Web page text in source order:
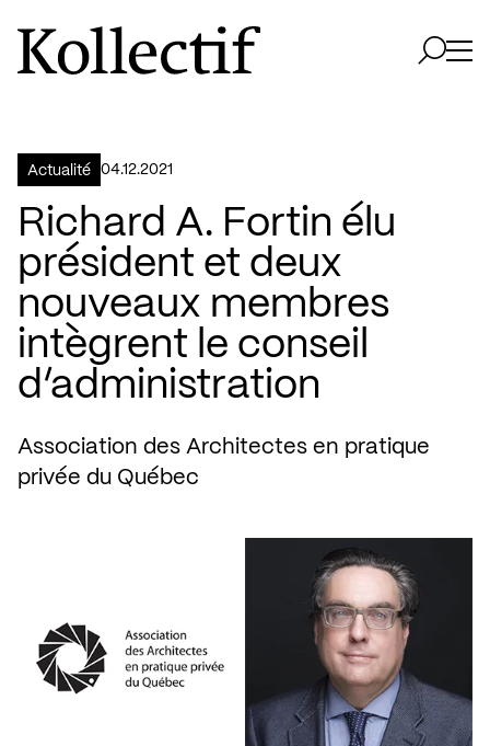
Aller à la page d'accueil
Logo Kollectif
Actualité 04.12.2021
Richard A. Fortin élu
président et deux
nouveaux membres
intègrent le conseil
d’administration
Association des Architectes en pratique
privée du Québec